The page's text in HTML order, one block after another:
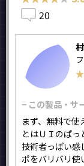
20
− この製品・サ
まず、無料で
とはＵＩのぱ
技術者っぽい感
ポをバリバリ使